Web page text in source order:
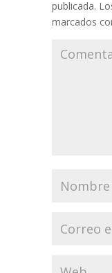
publicada.
marcados